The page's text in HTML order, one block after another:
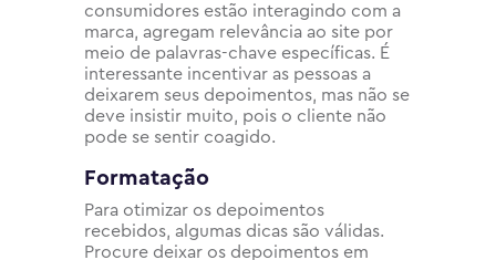
consumidores estão interagindo com a
marca, agregam relevância ao site por
meio de palavras-chave específicas. É
interessante incentivar as pessoas a
deixarem seus depoimentos, mas não se
deve insistir muito, pois o cliente não
pode se sentir coagido.
Formatação
Para otimizar os depoimentos
recebidos, algumas dicas são válidas.
Procure deixar os depoimentos em